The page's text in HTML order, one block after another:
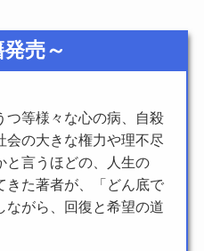
売～
つ等様々な心の病、自殺
会の大きな権力や理不尽
と言うほどの、人生の
きた著者が、「どん底で
ながら、回復と希望の道